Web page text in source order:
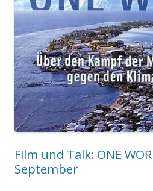
Film und Talk: ONE
September